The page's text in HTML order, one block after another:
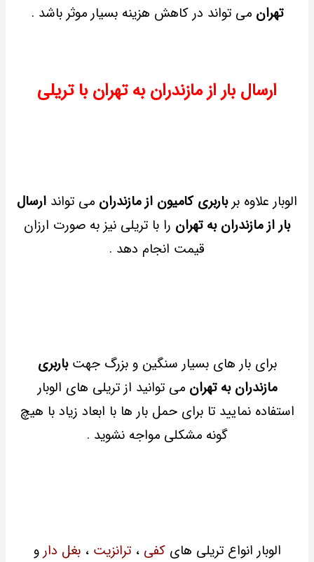
تهران می تواند در کاهش هزینه بسیار موثر باشد .
ارسال بار از مازندران به تهران با تریلی
الوبار علاوه برباربری کامیون از مازندران می تواند ارسال
بار از مازندران به تهران را با تریلی نیز به صورت ارزان
قیمت انجام دهد .
برای بار های بسیار سنگین و بزرگ جهت باربری
مازندران به تهران می توانید از تریلی های الوبار
استفاده نمایید تا برای حمل بار ها با ابعاد زیاد با هیچ
گونه مشکلی مواجه نشوید .
الوبار انواع تریلی هایکفی ،ترانزیت ،بغل دار و